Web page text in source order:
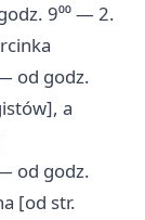
9⁰⁰ — 2.
od godz.
a
od godz.
[od str.